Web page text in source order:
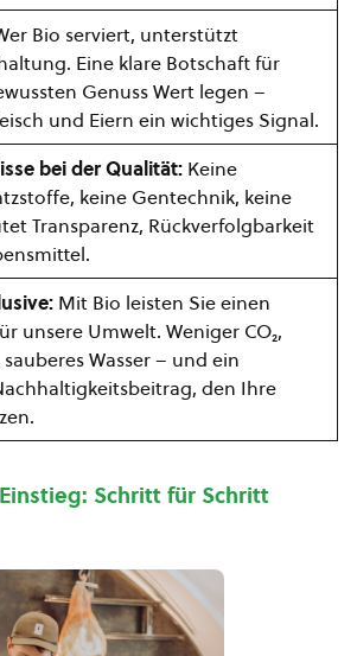
Bio serviert, unterstützt
Eine klare Botschaft für
Genuss Wert legen –
und Eiern ein wichtiges Signal.
bei der Qualität: Keine
keine Gentechnik, keine
Transparenz, Rückverfolgbarkeit
Mit Bio leisten Sie einen
unsere Umwelt. Weniger CO₂,
Wasser – und ein
den Ihre
Schritt für Schritt